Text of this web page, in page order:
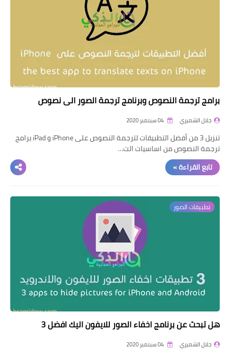
برامج ترجمة النصوص وبرنامج ترجمة الصور الى نصوص
جلال الشميري
تنزيل 3 من أفضل التطبيقات لترجمة النصوص على iPhone و iPad برامج
ترجمة النصوص من اساسيات الت…
تابع القراءة »
تطبيقات الصور
هل تبحث عن برنامج اخفاء الصور للايفون اليك افضل 3
جلال الشميري